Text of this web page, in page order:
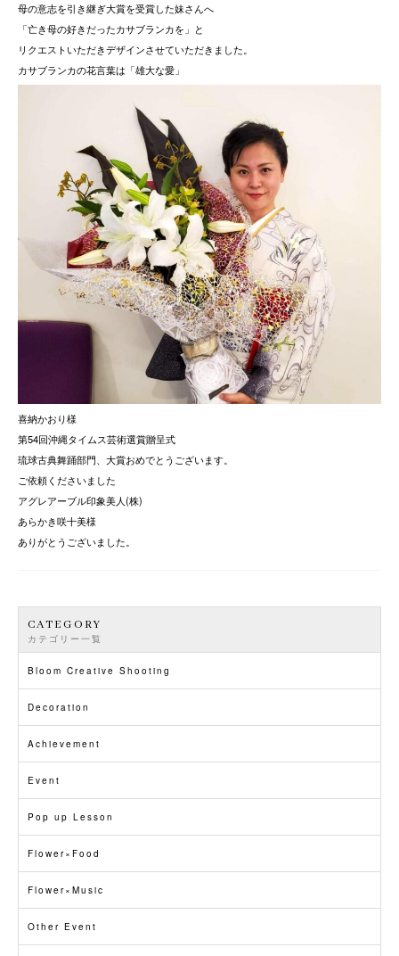
母の意志を引き継ぎ大賞を受賞した妹さんへ
「亡き母の好きだったカサブランカを」と
リクエストいただきデザインさせていただきました。
カサブランカの花言葉は「雄大な愛」
喜納かおり様
第54回沖縄タイムス芸術選賞贈呈式
琉球古典舞踊部門、大賞おめでとうございます。
ご依頼くださいました
アグレアーブル印象美人(株)
あらかき咲十美様
ありがとうございました。
CATEGORY
カテゴリー一覧
Bloom Creative Shooting
Decoration
Achievement
Event
Pop up Lesson
Flower×Food
Flower×Music
Other Event